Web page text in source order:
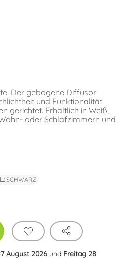
Der gebogene Diffusor
und Funktionalität
gerichtet. Erhältlich in Weiß,
oder Schlafzimmern und
SCHWARZ
August 2026 und Freitag 28